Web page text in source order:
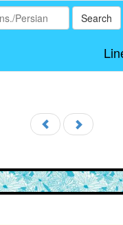
Search